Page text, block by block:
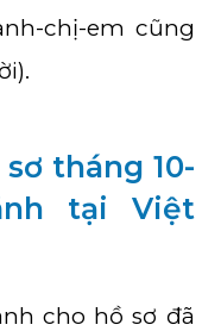
chị-em cũng
tháng 10-
tại Việt
cho hồ sơ đã